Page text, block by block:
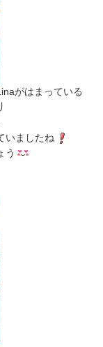
がはまっている
いましたね
う